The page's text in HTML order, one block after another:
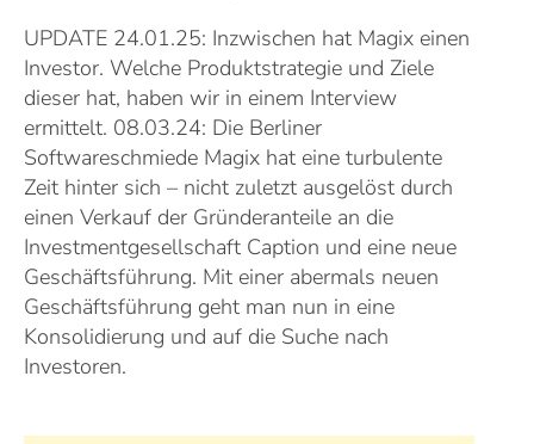
UPDATE 24.01.25: Inzwischen hat Magix einen
Investor. Welche Produktstrategie und Ziele
dieser hat, haben wir in einem Interview
ermittelt. 08.03.24: Die Berliner
Softwareschmiede Magix hat eine turbulente
Zeit hinter sich – nicht zuletzt ausgelöst durch
einen Verkauf der Gründeranteile an die
Investmentgesellschaft Caption und eine neue
Geschäftsführung. Mit einer abermals neuen
Geschäftsführung geht man nun in eine
Konsolidierung und auf die Suche nach
Investoren.